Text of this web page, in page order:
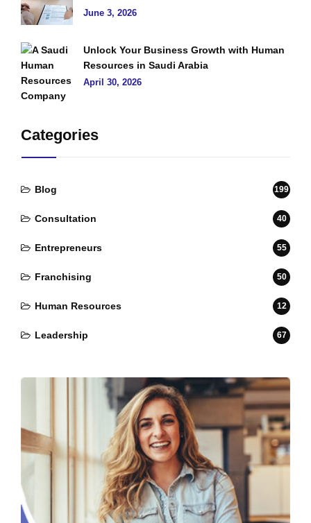
June 3, 2026
Unlock Your Business Growth with Human
Resources in Saudi Arabia
April 30, 2026
Categories
Blog 199
Consultation 40
Entrepreneurs 55
Franchising 50
Human Resources 12
Leadership 67